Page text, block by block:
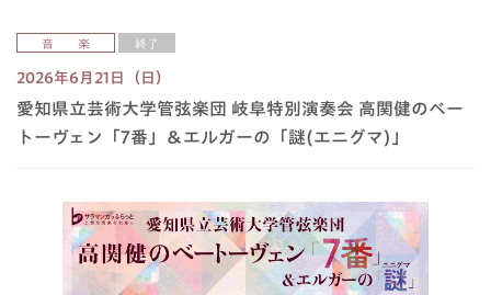
音 楽 終了
2026年6月21日（日）
愛知県立芸術大学管弦楽団 岐阜特別演奏会 高関健のベー
トーヴェン「7番」＆エルガーの「謎(エニグマ)」